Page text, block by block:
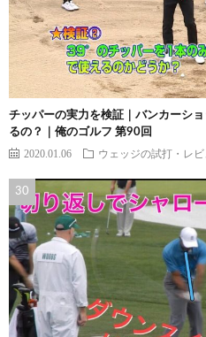
チッパーの実力を検証｜バンカーシ
るの？｜俺のゴルフ 第90回
2020.01.06 ウェッジの試打・レビ